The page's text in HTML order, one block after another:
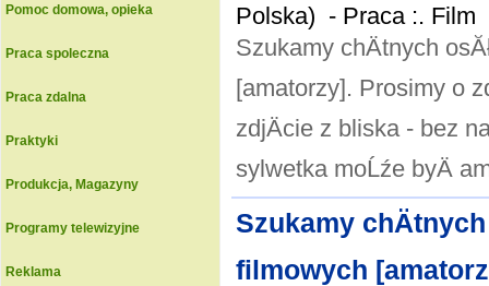
Pomoc domowa, opieka
Praca spoleczna
Praca zdalna
Praktyki
Produkcja, Magazyny
Programy telewizyjne
Reklama
Polska) - Praca :. Film
Szukamy chÄtnych
[amatorzy]. Prosimy o
zdjÄcie z bliska - bez
sylwetka moĹźe byÄ
Szukamy
filmowych